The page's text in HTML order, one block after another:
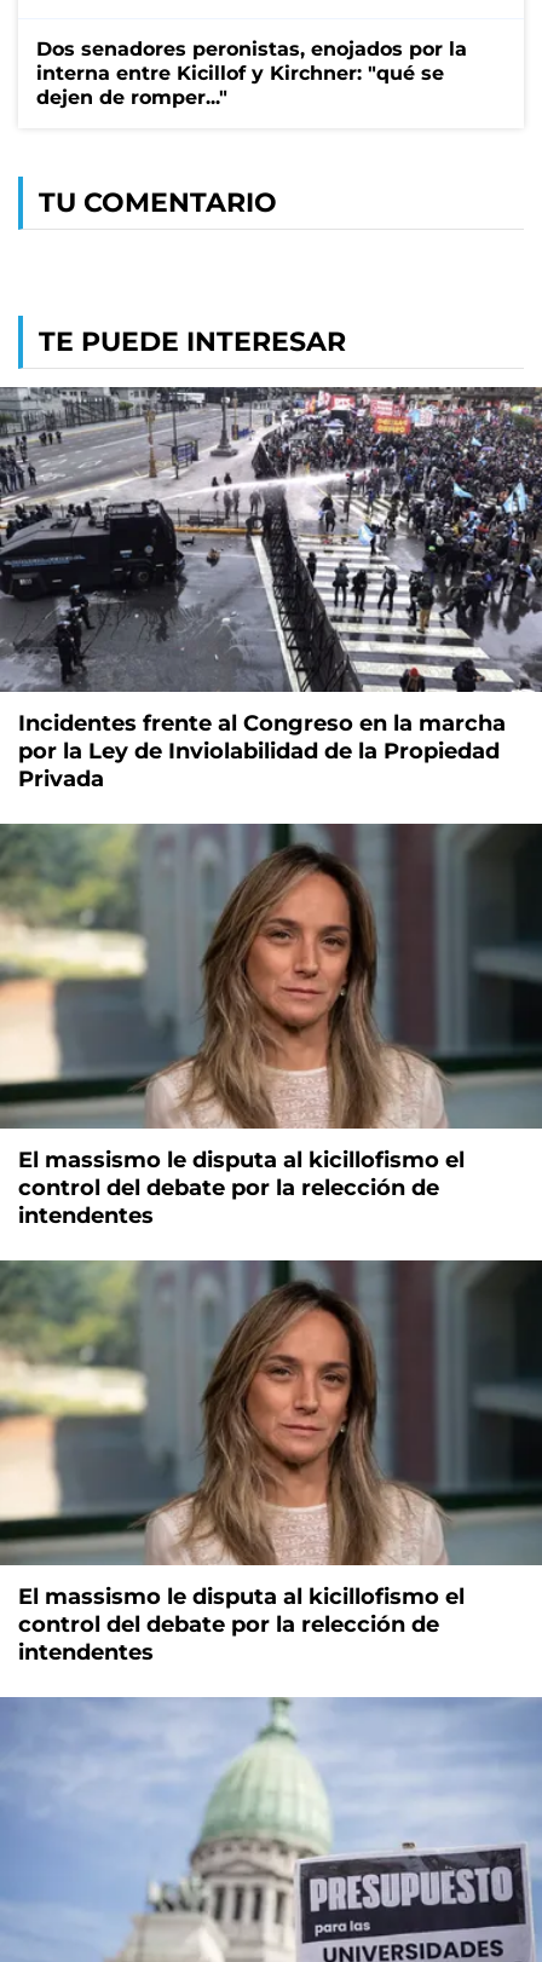
Dos senadores peronistas, enojados por la
interna entre Kicillof y Kirchner: "qué se
dejen de romper..."
TU COMENTARIO
TE PUEDE INTERESAR
Incidentes frente al Congreso en la marcha
por la Ley de Inviolabilidad de la Propiedad
Privada
El massismo le disputa al kicillofismo el
control del debate por la relección de
intendentes
El massismo le disputa al kicillofismo el
control del debate por la relección de
intendentes